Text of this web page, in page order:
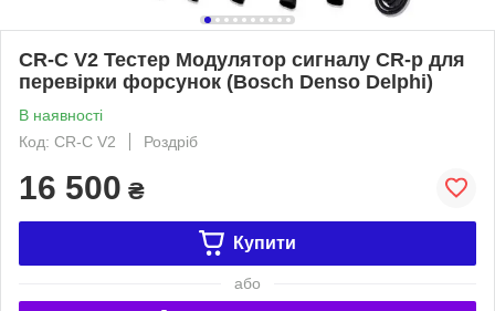
CR-C V2 Тестер Модулятор сигналу CR-p для
перевірки форсунок (Bosch Denso Delphi)
В наявності
Код: CR-C V2
Роздріб
16 500 ₴
Купити
або